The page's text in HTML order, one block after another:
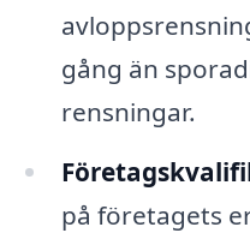
gång än
rensningar.
på företagets